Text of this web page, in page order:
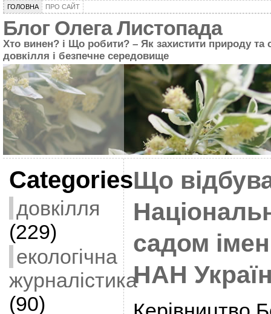
ГОЛОВНА ПРО САЙТ
Блог Олега Листопада
Хто винен? і Що робити? – Як захистити природу та
довкілля і безпечне середовище
Categories
довкілля
(229)
екологічна
журналістика
(90)
Що
садом
НАН